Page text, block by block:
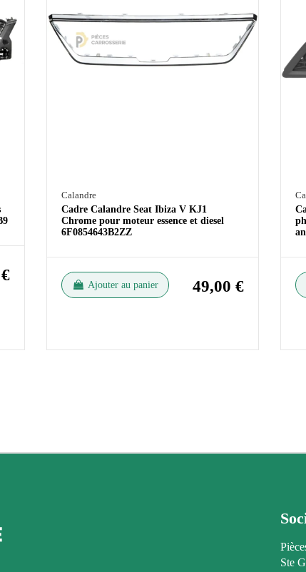
Calandre
Cadre Calandre Seat Ibiza V KJ1
Chrome pour moteur essence et diesel
6F0854643B2ZZ
Ajouter au panier 49,00 €
Ste